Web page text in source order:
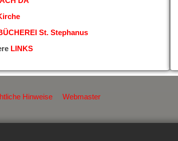
St. Stephanus
LINKS
Hinweise Webmaster